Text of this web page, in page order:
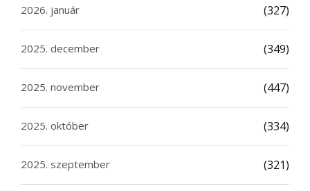
2026. január (327)
2025. december (349)
2025. november (447)
2025. október (334)
2025. szeptember (321)